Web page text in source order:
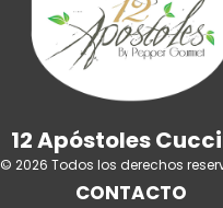
12 Apóstoles
© 2026 Todos los derechos
CONTACTO